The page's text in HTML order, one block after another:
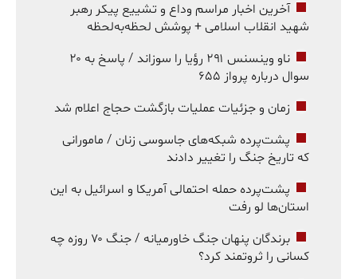
آخرین اخبار مراسم وداع و تشییع پیکر رهبر
شهید انقلاب اسلامی + پوشش لحظه‌به‌لحظه
ناو وینسنس ۲۹۱ رؤیا را سوزاند / پاسخ به ۲۰
سوال درباره پرواز ۶۵۵
زمان و جزئیات عملیات بازگشت حجاج اعلام شد
پشت‌پرده شبکه‌های جاسوسی زنان / مامورانی
که تاریخ جنگ را تغییر دادند
پشت‌پرده حمله احتمالی آمریکا و اسرائیل به این
استان‌ها لو رفت
برندگان پنهان جنگ خاورمیانه / جنگ ۷۰ روزه چه
کسانی را ثروتمند کرد؟